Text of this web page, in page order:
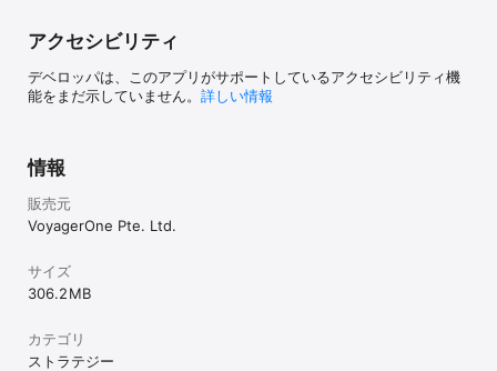
【修復内容】
されない不具合を修正しました。
2.アルコールヘブンにおいて、一部状況下で「連盟募兵
アクセシビリティ
デベロッパは、このアプリがサポートしているアクセシビリティ機
能をまだ示していません。 詳しい情報
情報
販売元
VoyagerOne Pte. Ltd.
サイズ
306.2 MB
カテゴリ
ストラテジー